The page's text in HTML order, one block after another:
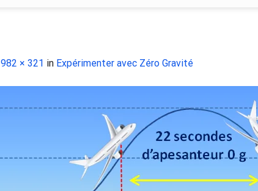
982 × 321 in Expérimenter avec Zéro Gravité